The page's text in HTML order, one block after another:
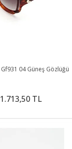
Gf931 04 Güneş Gözlüğü
1.713,50 TL